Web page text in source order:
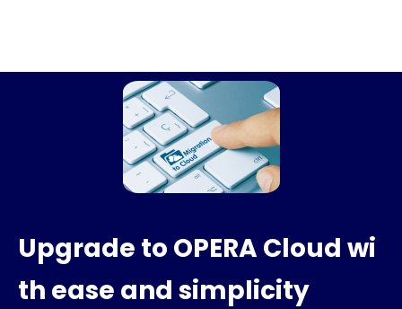
Upgrade to OPERA Cloud wi
th ease and simplicity